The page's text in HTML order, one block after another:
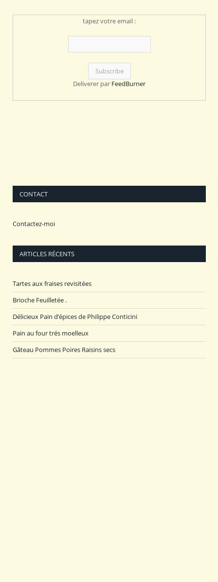
tapez votre email :
Deliverer par FeedBurner
CONTACT
Contactez-moi
ARTICLES RÉCENTS
Tartes aux fraises revisitées
Brioche Feuilletée .
Délicieux Pain d’épices de Philippe Conticini
Pain au four trés moelleux
Gâteau Pommes Poires Raisins secs